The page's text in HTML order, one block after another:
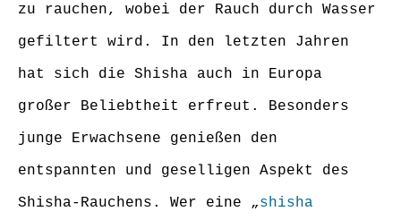
zu rauchen, wobei der Rauch durch Wasser
gefiltert wird. In den letzten Jahren
hat sich die Shisha auch in Europa
großer Beliebtheit erfreut. Besonders
junge Erwachsene genießen den
entspannten und geselligen Aspekt des
Shisha-Rauchens. Wer eine „shisha